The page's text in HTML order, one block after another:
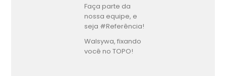
Faça parte da
nossa equipe, e
seja #Referência!
Walsywa, fixando
você no TOPO!